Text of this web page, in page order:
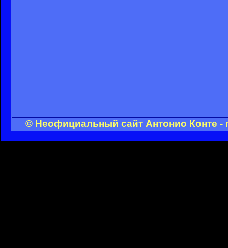
© Неофициальный сайт Антонио Конте -